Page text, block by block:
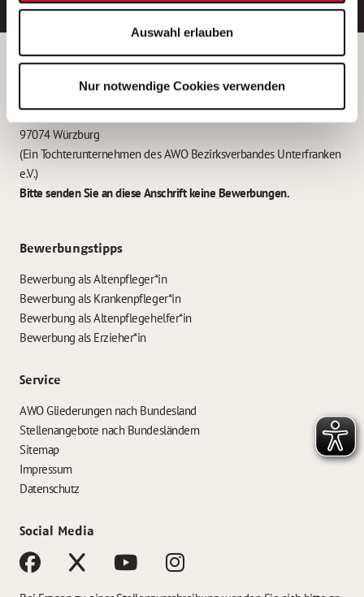
Auswahl erlauben
Nur notwendige Cookies verwenden
Betreiber der Webseite
Garitz Bewirtschaftungsbetriebe GmbH
Kantstraße 45a
97074 Würzburg
(Ein Tochterunternehmen des AWO Bezirksverbandes Unterfranken
e.V.)
Bitte senden Sie an diese Anschrift keine Bewerbungen.
Bewerbungstipps
Bewerbung als Altenpfleger*in
Bewerbung als Krankenpfleger*in
Bewerbung als Altenpflegehelfer*in
Bewerbung als Erzieher*in
Service
AWO Gliederungen nach Bundesland
Stellenangebote nach Bundesländern
Sitemap
Impressum
Datenschutz
Social Media